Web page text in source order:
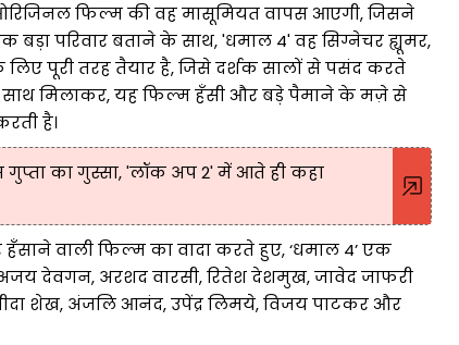
फिल्म की वह मासूमियत वापस आएगी, जिसने
परिवार बताने के साथ, 'धमाल 4' वह सिग्नेचर ह्यूमर,
पूरी तरह तैयार है, जिसे दर्शक सालों से पसंद करते
साथ मिलाकर, यह फिल्म हँसी और बड़े पैमाने के मज़े से
है।
गुप्ता का गुस्सा, 'लॉक अप 2' में आते ही कहा
वाली फिल्म का वादा करते हुए, ‘धमाल 4’ एक
देवगन, अरशद वारसी, रितेश देशमुख, जावेद जाफरी
शेख, अंजलि आनंद, उपेंद्र लिमये, विजय पाटकर और